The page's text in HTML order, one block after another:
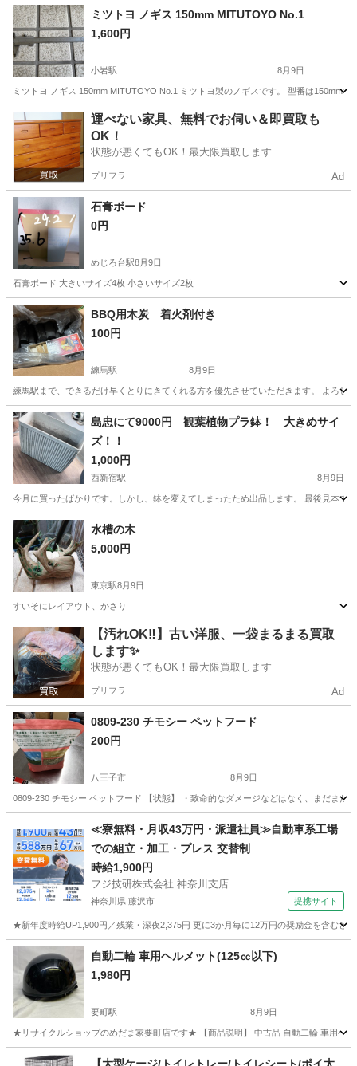
東京 世田谷区 代田橋駅
ミツトヨ ノギス 150mm MITUTOYO No.1
1,600円
小岩駅 8月9日
ミツトヨ ノギス 150mm MITUTOYO No.1 ミツトヨ製のノギスです。 型番は150mm
東京 江戸川区 小岩駅 その他 ミツトヨ
運べない家具、無料でお伺い＆即買取も
OK！
状態が悪くてもOK！最大限買取します
プリフラ Ad
石膏ボード
0円
めじろ台駅8月9日
石膏ボード 大きいサイズ4枚 小さいサイズ2枚
東京 八王子市 めじろ台駅 その他
BBQ用木炭 着火剤付き
100円
練馬駅 8月9日
練馬駅まで、できるだけ早くとりにきてくれる方を優先させていただきます。 よろし
東京 練馬区 練馬駅 その他
島忠にて9000円 観葉植物プラ鉢！ 大きめサイ
ズ！！
1,000円
西新宿駅 8月9日
今月に買ったばかりです。しかし、鉢を変えてしまったため出品します。 最後見本です
東京 新宿区 西新宿駅
水槽の木
5,000円
東京駅8月9日
すいそにレイアウト、かさり
東京 中央区 東京駅 その他
【汚れOK‼️】古い洋服、一袋まるまる買取
します✨
状態が悪くてもOK！最大限買取します
プリフラ Ad
0809-230 チモシー ペットフード
200円
八王子市 8月9日
0809-230 チモシー ペットフード 【状態】 ・致命的なダメージなどはなく、まだま
その他 ペットフード
≪寮無料・月収43万円・派遣社員≫自動車系工場
での組立・加工・プレス 交替制
時給1,900円
フジ技研株式会社 神奈川支店
神奈川県 藤沢市 提携サイト
★新年度時給UP1,900円／残業・深夜2,375円 更に3か月毎に12万円の奨励金を含む
神奈川 藤沢市 その他
自動二輪 車用ヘルメット(125㏄以下)
1,980円
要町駅 8月9日
★リサイクルショップのめだま家要町店です★ 【商品説明】 中古品 自動二輪 車用ヘ
東京 豊島区 要町駅 その他